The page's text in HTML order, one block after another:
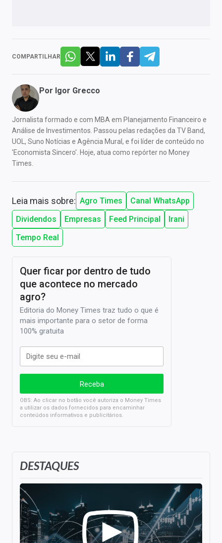
COMPARTILHAR
Por Igor Grecco
Jornalista formado e com MBA em Planejamento Financeiro e
Análise de Investimentos. Passou pelas redações da TV Band,
UOL, Suno Notícias e Agência Mural, e foi líder de conteúdo no
'Economista Sincero'. Hoje, atua como repórter no Money
Times.
Leia mais sobre: Agro Times
Canal WhatsApp
Dividendos
Empresas Feed Principal
Irani
Tempo Real
DESTAQUES
Quer ficar por dentro de tudo
que acontece no mercado
agro?
Editoria do Money Times traz tudo o que é
mais importante para o setor de forma
100% gratuita
OBS: Ao clicar no botão você autoriza o Money Times
a utilizar os dados fornecidos para encaminhar
conteúdos informativos e publicitários.